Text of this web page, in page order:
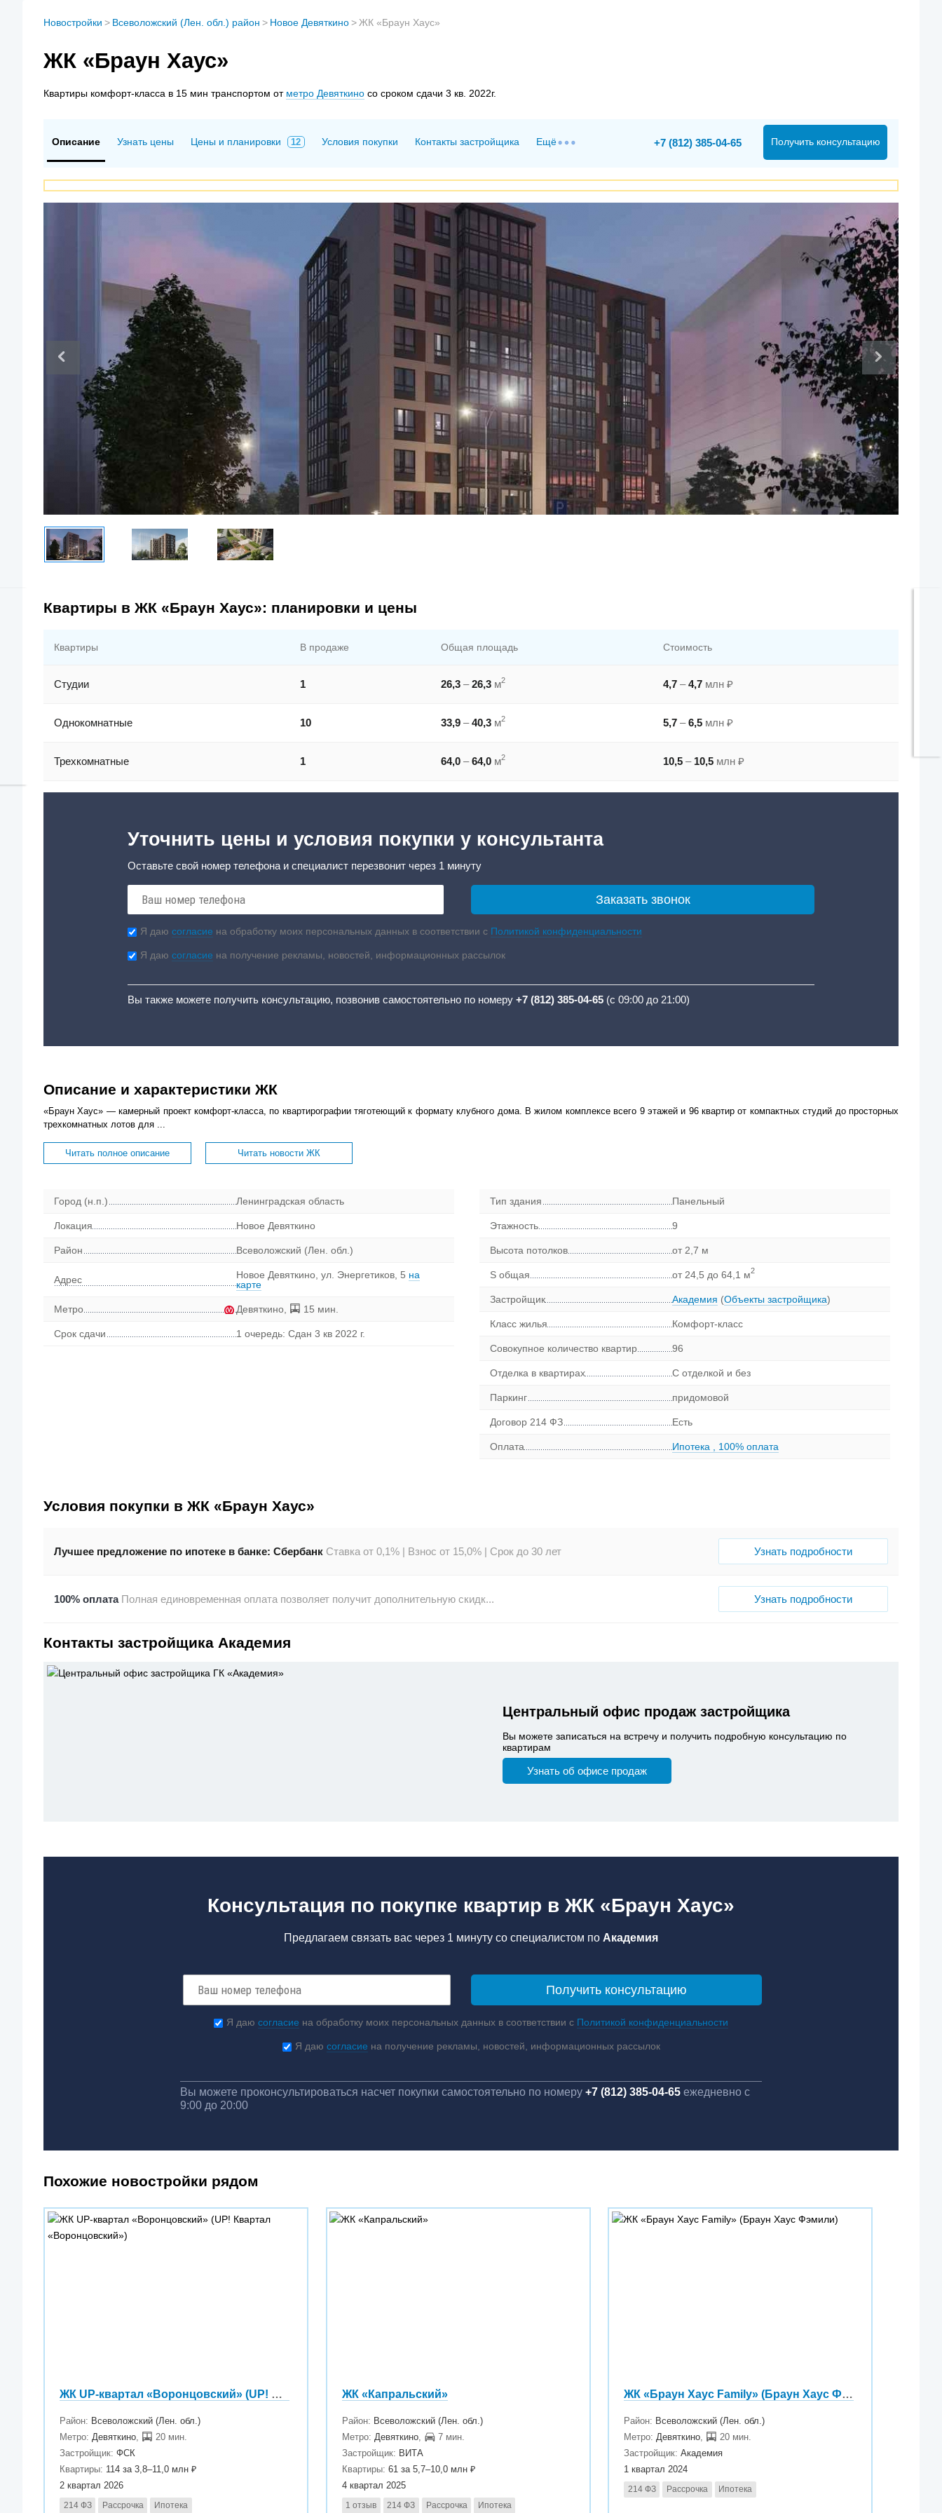
Новостройки > Всеволожский (Лен. обл.) район > Новое Девяткино> ЖК «Браун Хаус»
ЖК «Браун Хаус»
Квартирыкомфорт-класса в 15 мин транспортом от метро Девяткиносо сроком сдачи 3 кв. 2022г.
Описание Узнать цены Цены и планировки 12 Условия покупки Контакты застройщика Ещё Получить консультацию
+7 (812) 385-04-65
Квартиры в ЖК «Браун Хаус»: планировки и цены
Квартиры В продаже Общая площадь Стоимость
Студии 1 26,3 –26,3 м2 4,7 –4,7 млн ₽
Однокомнатные 10 33,9 –40,3 м2 5,7 –6,5 млн ₽
Трехкомнатные 1 64,0 –64,0 м2 10,5 –10,5 млн ₽
Уточнить цены и условия покупки у консультанта
Оставьте свой номер телефона и специалист перезвонит через 1 минуту
Я даю согласие на обработку моих персональных данных в соответствии с Политикой конфиденциальности
Я даю согласие на получение рекламы, новостей, информационных рассылок
Вы также можете получить консультацию, позвонив самостоятельно по номеру +7 (812) 385-04-65 (с 09:00 до 21:00)
Описание и характеристики ЖК
«Браун Хаус» — камерный проект комфорт-класса, по квартирографии тяготеющий к формату клубного дома. В жилом комплексе всего 9 этажей и 96 квартир от компактных студий до просторных
трехкомнатных лотов для ...
Читать полное описание Читать новости ЖК
Город (н.п.) Ленинградская область
Локация Новое Девяткино
Район Всеволожский (Лен. обл.)
Адрес Новое Девяткино, ул. Энергетиков, 5 на
карте
Метро Девяткино, 15 мин.
Срок сдачи 1 очередь: Сдан 3 кв 2022 г.
Тип здания Панельный
Этажность 9
Высота потолков от 2,7 м
S общая от 24,5 до 64,1 м2
Застройщик Академия (Объекты застройщика)
Класс жилья Комфорт-класс
Совокупное количество квартир 96
Отделка в квартирах С отделкой и без
Паркинг придомовой
Договор 214 ФЗ Есть
Оплата Ипотека 100% оплата
Условия покупки в ЖК «Браун Хаус»
Лучшее предложение по ипотеке в банке: Сбербанк Ставка от 0,1% | Взнос от 15,0% | Срок до 30 лет Узнать подробности
100% оплата Полная единовременная оплата позволяет получит дополнительную скидк... Узнать подробности
Контакты застройщика Академия
Центральный офис продаж застройщика
Вы можете записаться на встречу и получить подробную консультацию по
квартирам
Узнать об офисе продаж
Консультация по покупке квартир в ЖК «Браун Хаус»
Предлагаем связать вас через 1 минуту со специалистом по Академия
Я даю согласие на обработку моих персональных данных в соответствии с Политикой конфиденциальности
Я даю согласие на получение рекламы, новостей, информационных рассылок
Вы можете проконсультироваться насчет покупки самостоятельно по номеру+7 (812) 385-04-65 ежедневно с
9:00 до 20:00
Похожие новостройки рядом
ЖК UP-квартал «Воронцовский» (UP! Квартал «Воронцовский»)
Район: Всеволожский (Лен. обл.)
Метро: Девяткино,
20 мин.
Застройщик: ФСК
Квартиры: 114 за 3,8–11,0 млн ₽
2 квартал 2026
214 ФЗ
Рассрочка Ипотека
ЖК «Капральский»
Район: Всеволожский (Лен. обл.)
Метро: Девяткино,
7 мин.
Застройщик: ВИТА
Квартиры: 61 за 5,7–10,0 млн ₽
4 квартал 2025
1 отзыв
214 ФЗ Рассрочка Ипотека
ЖК «Браун Хаус Family» (Браун Хаус Фэмили)
Район: Всеволожский (Лен. обл.)
Метро: Девяткино
20 мин.
Застройщик:Академия
1 квартал 2024
214 ФЗ
Рассрочка Ипотека